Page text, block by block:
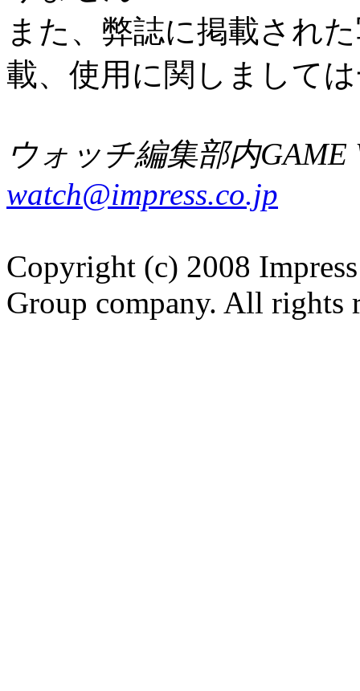
また、弊誌に掲載され
載、使用に関しまして
ウォッチ編集部内GAME
watch@impress.co.jp
Copyright (c) 2008
Group company. All rights